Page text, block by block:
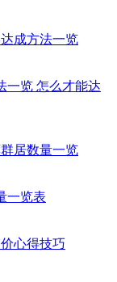
一览 怎么才能达
一览表